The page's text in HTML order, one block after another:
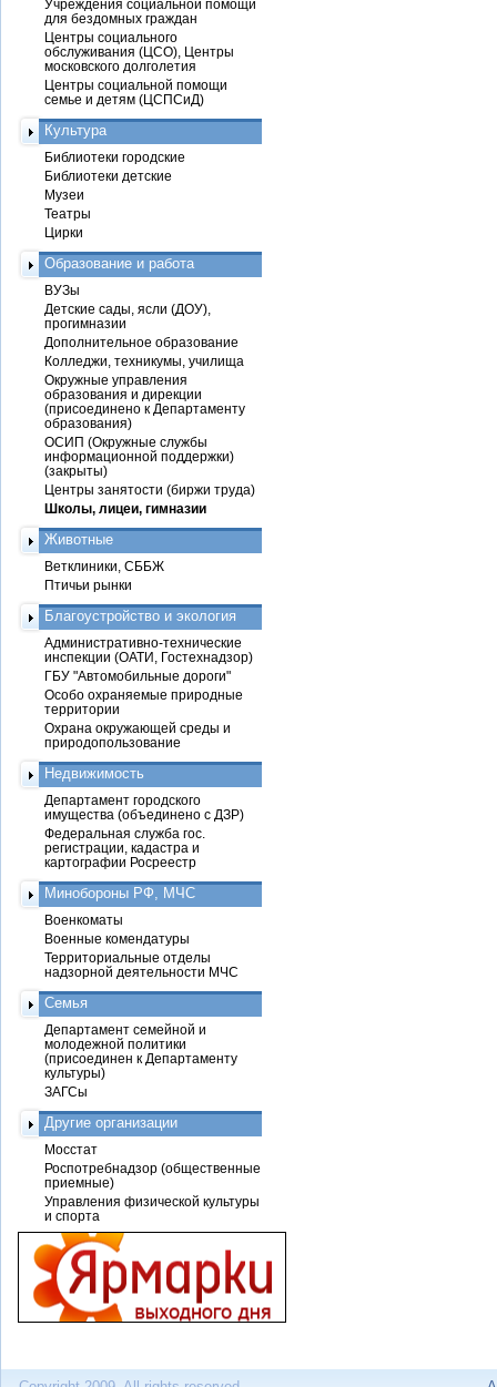
Учреждения социальной помощи
для бездомных граждан
Центры социального
обслуживания (ЦСО), Центры
московского долголетия
Центры социальной помощи
семье и детям (ЦСПСиД)
Культура
Библиотеки городские
Библиотеки детские
Музеи
Театры
Цирки
Образование и работа
ВУЗы
Детские сады, ясли (ДОУ),
прогимназии
Дополнительное образование
Колледжи, техникумы, училища
Окружные управления
образования и дирекции
(присоединено к Департаменту
образования)
ОСИП (Окружные службы
информационной поддержки)
(закрыты)
Центры занятости (биржи труда)
Школы, лицеи, гимназии
Животные
Ветклиники, СББЖ
Птичьи рынки
Благоустройство и экология
Административно-технические
инспекции (ОАТИ, Гостехнадзор)
ГБУ "Автомобильные дороги"
Особо охраняемые природные
территории
Охрана окружающей среды и
природопользование
Недвижимость
Департамент городского
имущества (объединено с ДЗР)
Федеральная служба гос.
регистрации, кадастра и
картографии Росреестр
Минобороны РФ, МЧС
Военкоматы
Военные комендатуры
Территориальные отделы
надзорной деятельности МЧС
Семья
Департамент семейной и
молодежной политики
(присоединен к Департаменту
культуры)
ЗАГСы
Другие организации
Мосстат
Роспотребнадзор (общественные
приемные)
Управления физической культуры
и спорта